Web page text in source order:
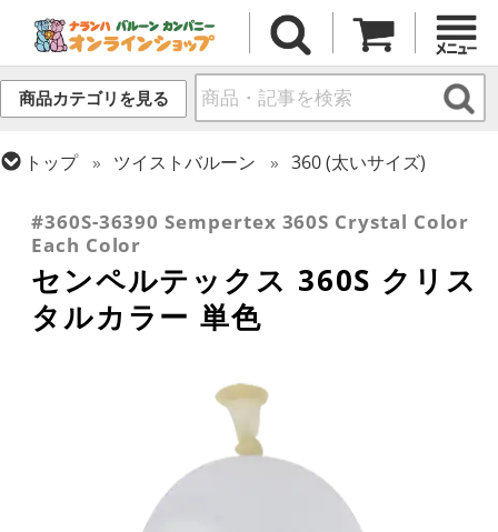
商品カテゴリを見る
トップ ツイストバルーン
360 (太いサイズ)
#360S-36390 Sempertex 360S Crystal Color
Each Color
センペルテックス 360S クリス
タルカラー 単色